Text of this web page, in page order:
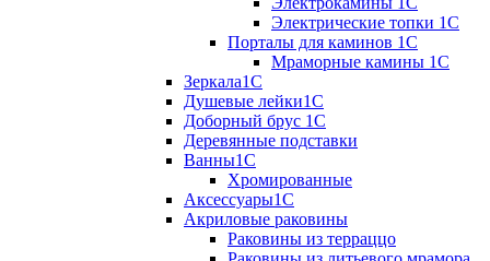
Электрические топки 1C
Порталы для каминов 1С
Мраморные камины 1C
Зеркала1С
Душевые лейки1С
Доборный брус 1С
Деревянные подставки
Ванны1С
Хромированные
Аксессуары1С
Акриловые раковины
Раковины из терраццо